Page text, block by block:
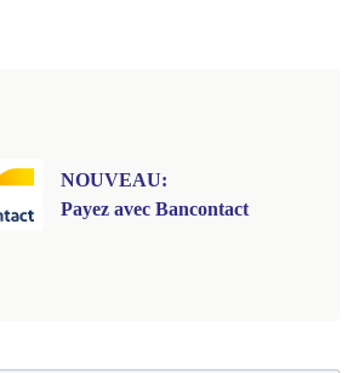
NOUVEAU:
Payez avec Bancontact